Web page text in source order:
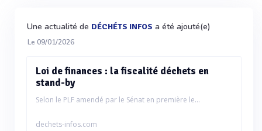
Une actualité de DÉCHÉTS INFOS a été ajouté(e)
Le 09/01/2026
Loi de finances : la fiscalité déchets en
stand-by
Selon le PLF amendé par le Sénat en première le...
dechets-infos.com